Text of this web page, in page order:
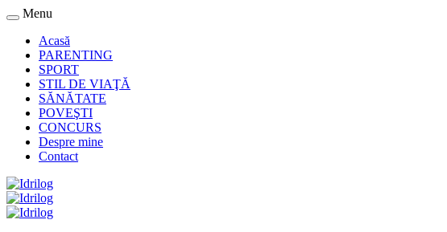
Menu
Acasă
PARENTING
SPORT
STIL DE VIAŢĂ
SĂNĂTATE
POVEŞTI
CONCURS
Despre mine
Contact